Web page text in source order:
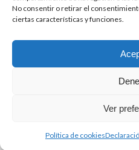
No consentir o retirar el
ciertas características y funciones.
Ver
Política de cookies
Todos los derechos reservados -